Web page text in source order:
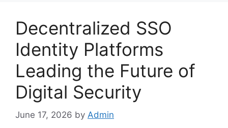
Decentralized SSO
Identity Platforms
Leading the Future of
Digital Security
June 17, 2026 by Admin